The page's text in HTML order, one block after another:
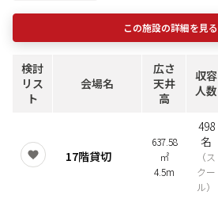
この施設の詳細を見る
検討
リス
ト
会場名
広さ
天井
高
収容
人数
17階貸切
637.58
㎡
4.5m
498
名
（ス
クー
ル）